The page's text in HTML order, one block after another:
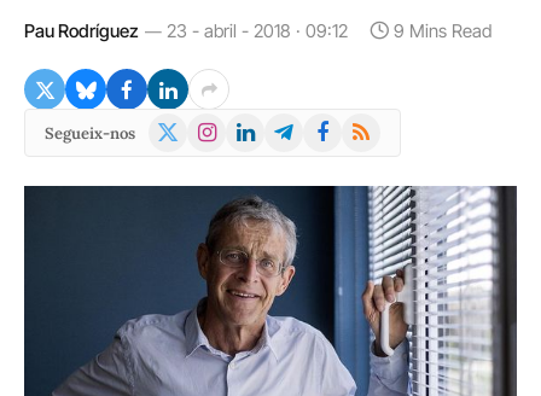
Pau Rodríguez 23 - abril - 2018 · 09:12 9 Mins Read
Segueix-nos
X
Instagram
LinkedInTelegramFacebook
RSS